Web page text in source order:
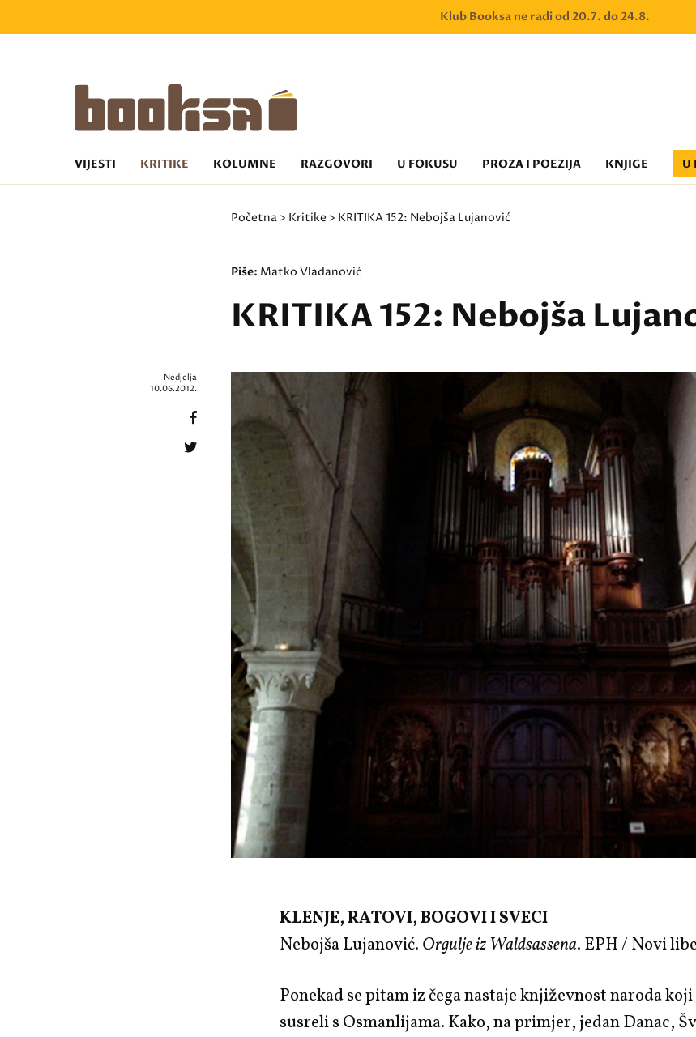
Klub Booksa ne radi od 20.7. do 24.8.
VIJESTI KRITIKE KOLUMNE RAZGOVORI U FOKUSU PROZA I POEZIJA KNJIGE U
Početna > Kritike > KRITIKA 152: Nebojša Lujanović
Piše: Matko Vladanović
KRITIKA 152: Nebojša
Nedjelja
10.06.2012.
KLENJE, RATOVI, BOGOVI I SVECI
Nebojša Lujanović. Orgulje iz Waldsassena. EPH / Novi
Ponekad se pitam iz čega nastaje književnost naroda
susreli s Osmanlijama. Kako, na primjer, jedan Danac,